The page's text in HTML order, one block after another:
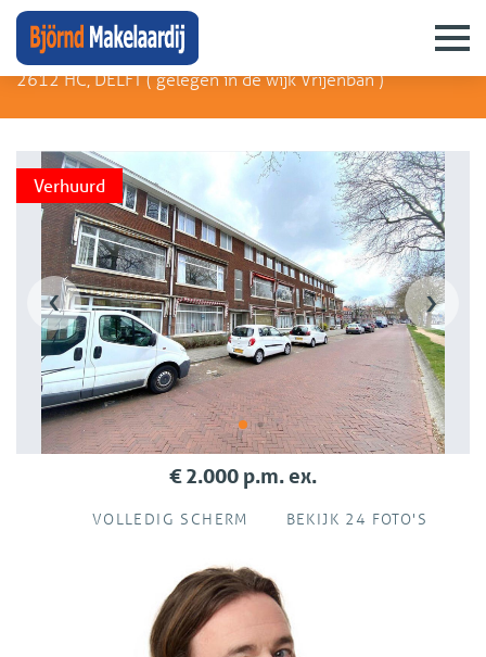
Oostsingel 31
2612 HC, DELFT (gelegen in de wijk Vrijenban)
Verhuurd
‹ ›
€ 2.000 p.m. ex.
VOLLEDIG SCHERM BEKIJK 24 FOTO'S